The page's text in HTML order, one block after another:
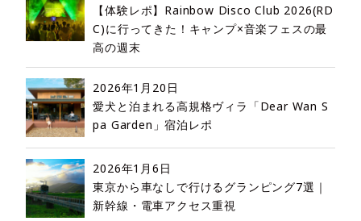
【体験レポ】Rainbow Disco Club 2026(RD
C)に行ってきた！キャンプ×音楽フェスの最
高の週末
2026年1月20日
愛犬と泊まれる高規格ヴィラ「Dear Wan S
pa Garden」宿泊レポ
2026年1月6日
東京から車なしで行けるグランピング7選｜
新幹線・電車アクセス重視